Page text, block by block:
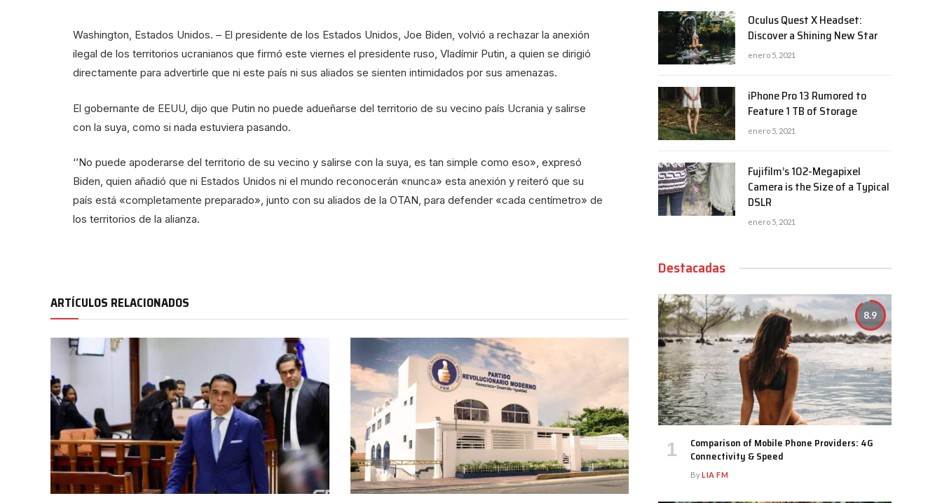
Washington, Estados Unidos. – El presidente de los Estados Unidos, Joe Biden, volvió a rechazar la anexión
ilegal de los territorios ucranianos que firmó este viernes el presidente ruso, Vladímir Putin, a quien se dirigió
directamente para advertirle que ni este país ni sus aliados se sienten intimidados por sus amenazas.
El gobernante de EEUU, dijo que Putin no puede adueñarse del territorio de su vecino país Ucrania y salirse
con la suya, como si nada estuviera pasando.
‘’No puede apoderarse del territorio de su vecino y salirse con la suya, es tan simple como eso», expresó
Biden, quien añadió que ni Estados Unidos ni el mundo reconocerán «nunca» esta anexión y reiteró que su
país está «completamente preparado», junto con su aliados de la OTAN, para defender «cada centímetro» de
los territorios de la alianza.
ARTÍCULOS RELACIONADOS
Oculus Quest X Headset:
Discover a Shining New Star
enero 5, 2021
iPhone Pro 13 Rumored to
Feature 1 TB of Storage
enero 5, 2021
Fujifilm’s 102-Megapixel
Camera is the Size of a Typical
DSLR
enero 5, 2021
Destacadas
8.9
Comparison of Mobile Phone Providers: 4G
Connectivity & Speed
ByLIA FM